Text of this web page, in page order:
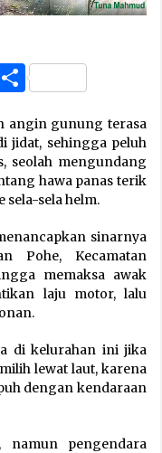
Share
angin gunung terasa
jidat, sehingga peluh
seolah mengundang
hawa panas terik
sela-sela helm.
sinarnya
Pohe, Kecamatan
memaksa awak
laju motor, lalu
di kelurahan ini jika
lewat laut, karena
dengan kendaraan
namun pengendara